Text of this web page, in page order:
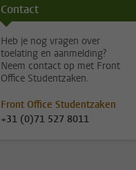
Contact
Heb je nog vragen over
toelating en aanmelding?
Neem contact op met Front
Office Studentzaken.
Front Office Studentzaken
+31 (0)71 527 8011